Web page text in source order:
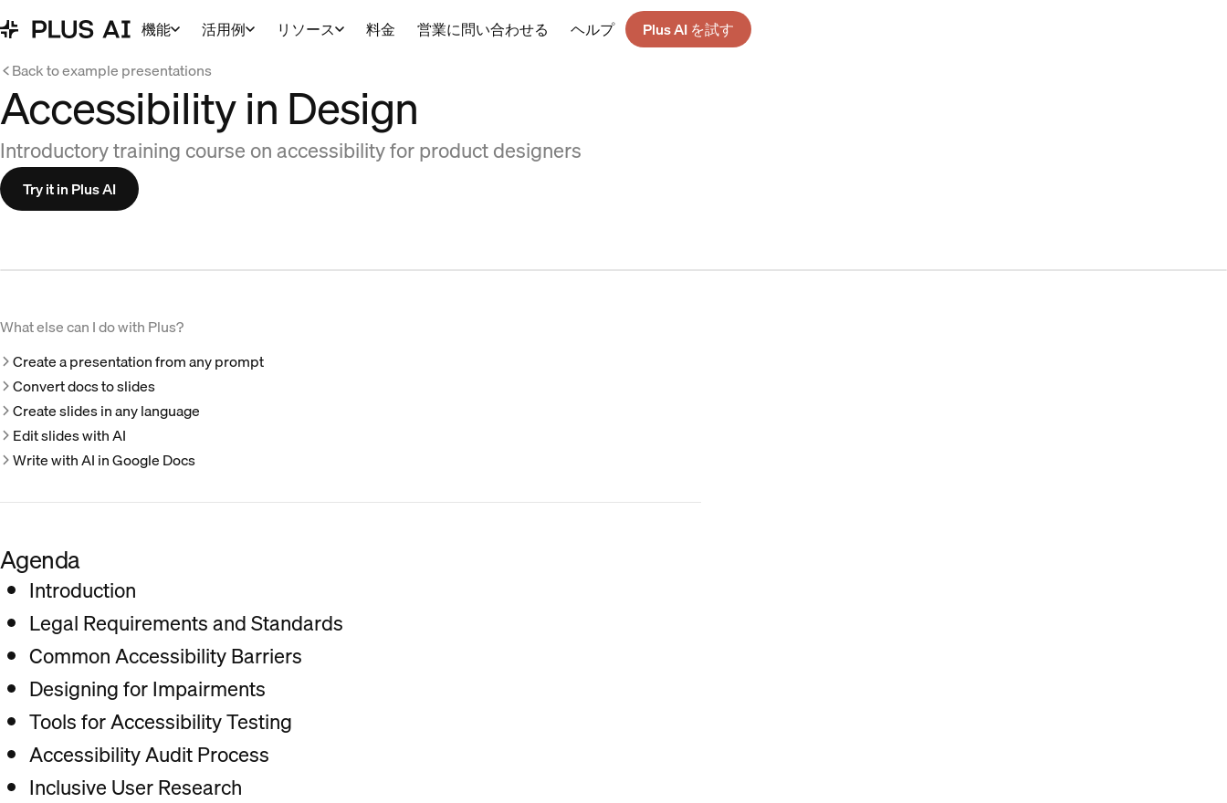
機能 活用例 リソース 料金 営業に問い合わせる ヘルプ
Plus AI を試す
Back to example presentations
Accessibility in Design
Introductory training course on accessibility for product designers
Try it in Plus AI
What else can I do with Plus?
Create a presentation from any prompt
Convert docs to slides
Create slides in any language
Edit slides with AI
Write with AI in Google Docs
Agenda
Introduction
Legal Requirements and Standards
Common Accessibility Barriers
Designing for Impairments
Tools for Accessibility Testing
Accessibility Audit Process
Inclusive User Research